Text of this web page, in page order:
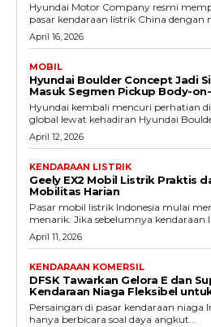
Hyundai Motor Company resmi
pasar kendaraan listrik China dengan
April 16, 2026
MOBIL
Hyundai Boulder Concept Jadi
Masuk Segmen Pickup Body-
Hyundai kembali mencuri perhatian
global lewat kehadiran Hyundai
April 12, 2026
KENDARAAN LISTRIK
Geely EX2 Mobil Listrik Praktis
Mobilitas Harian
Pasar mobil listrik Indonesia mulai
menarik. Jika sebelumnya kendaraan
April 11, 2026
KENDARAAN KOMERSIL
DFSK Tawarkan Gelora E dan
Kendaraan Niaga Fleksibel
Persaingan di pasar kendaraan niaga
hanya berbicara soal daya angkut...